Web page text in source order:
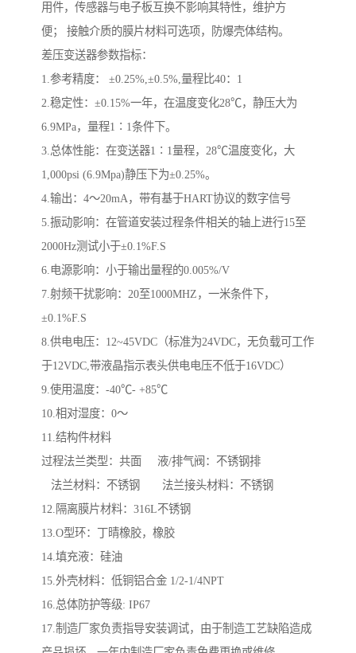
用件，传感器与电子板互换不影响其特性，维护方
便； 接触介质的膜片材料可选项，防爆壳体结构。
差压变送器参数指标：
1.参考精度： ±0.25%,±0.5%,量程比40：1
2.稳定性：±0.15%一年，在温度变化28℃，静压大为
6.9MPa，量程1∶1条件下。
3.总体性能：在变送器1∶1量程，28℃温度变化，大
1,000psi (6.9Mpa)静压下为±0.25%。
4.输出：4～20mA，带有基于HART协议的数字信号
5.振动影响：在管道安装过程条件相关的轴上进行15至
2000Hz测试小于±0.1%F.S
6.电源影响：小于输出量程的0.005%/V
7.射频干扰影响：20至1000MHZ，一米条件下，
±0.1%F.S
8.供电电压：12~45VDC（标准为24VDC，无负载可工作
于12VDC,带液晶指示表头供电电压不低于16VDC）
9.使用温度：-40℃- +85℃
10.相对湿度：0～
11.结构件材料
过程法兰类型：共面 液/排气阀：不锈钢排
法兰材料：不锈钢 法兰接头材料：不锈钢
12.隔离膜片材料：316L不锈钢
13.O型环：丁晴橡胶，橡胶
14.填充液：硅油
15.外壳材料：低铜铝合金 1/2-1/4NPT
16.总体防护等级: IP67
17.制造厂家负责指导安装调试，由于制造工艺缺陷造成